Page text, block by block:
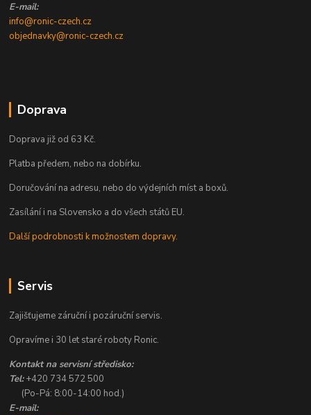
E-mail:
info@ronic-czech.cz
objednavky@ronic-czech.cz
Doprava
Doprava již od 63 Kč.
Platba předem, nebo na dobírku.
Doručování na adresu, nebo do výdejních míst a boxů.
Zasílání i na Slovensko a do všech států EU.
Další podrobnosti k možnostem dopravy.
Servis
Zajišťujeme záruční i pozáruční servis.
Opravíme i 30 let staré roboty Ronic.
Kontakt na servisní středisko:
Tel:+420 734 572 500
(Po-Pá: 8:00-14:00 hod.)
E-mail: